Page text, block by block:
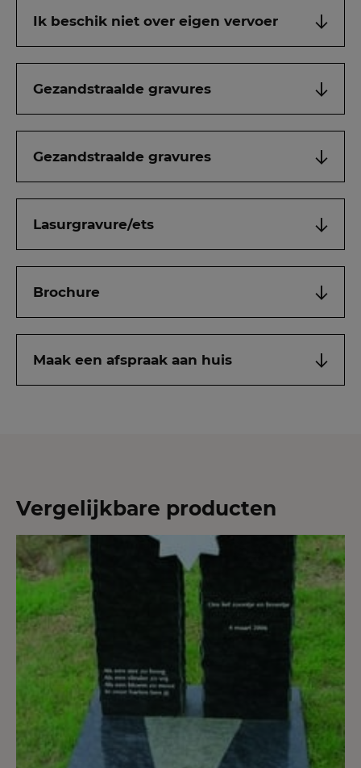
Ik beschik niet over eigen vervoer
Gezandstraalde gravures
Gezandstraalde gravures
Lasurgravure/ets
Brochure
Maak een afspraak aan huis
Vergelijkbare producten